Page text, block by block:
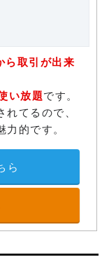
ら取引が出来
い放題です。
てるので、
的です。
ら